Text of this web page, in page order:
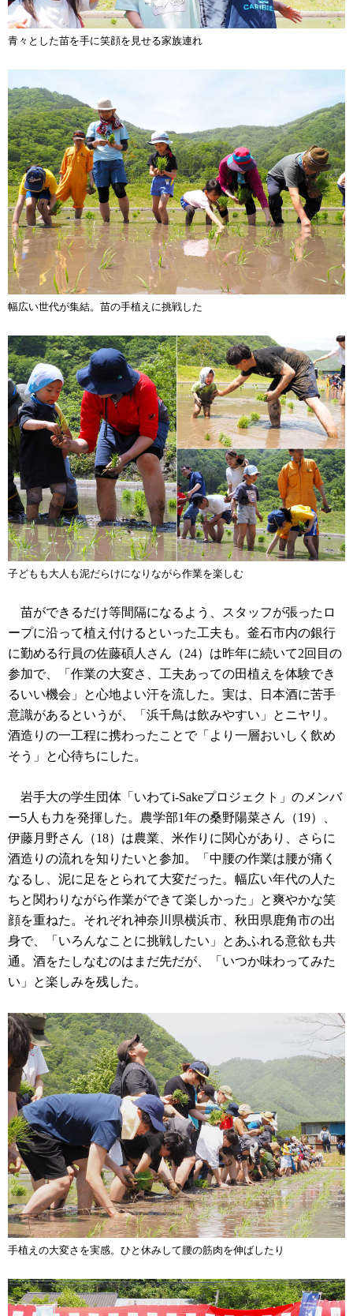
青々とした苗を手に笑顔を見せる家族連れ
幅広い世代が集結。苗の手植えに挑戦した
子どもも大人も泥だらけになりながら作業を楽しむ
苗ができるだけ等間隔になるよう、スタッフが張ったロ
ープに沿って植え付けるといった工夫も。釜石市内の銀行
に勤める行員の佐藤碩人さん（24）は昨年に続いて2回目の
参加で、「作業の大変さ、工夫あっての田植えを体験でき
るいい機会」と心地よい汗を流した。実は、日本酒に苦手
意識があるというが、「浜千鳥は飲みやすい」とニヤリ。
酒造りの一工程に携わったことで「より一層おいしく飲め
そう」と心待ちにした。
岩手大の学生団体「いわてi-Sakeプロジェクト」のメンバ
ー5人も力を発揮した。農学部1年の桑野陽菜さん（19）、
伊藤月野さん（18）は農業、米作りに関心があり、さらに
酒造りの流れを知りたいと参加。「中腰の作業は腰が痛く
なるし、泥に足をとられて大変だった。幅広い年代の人た
ちと関わりながら作業ができて楽しかった」と爽やかな笑
顔を重ねた。それぞれ神奈川県横浜市、秋田県鹿角市の出
身で、「いろんなことに挑戦したい」とあふれる意欲も共
通。酒をたしなむのはまだ先だが、「いつか味わってみた
い」と楽しみを残した。
手植えの大変さを実感。ひと休みして腰の筋肉を伸ばしたり